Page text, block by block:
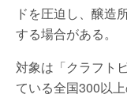
ドを圧迫し、醸造
する場合がある。
対象は「クラフト
ている全国300以